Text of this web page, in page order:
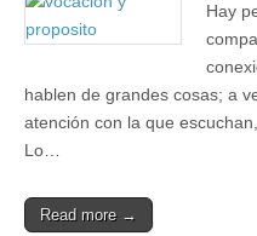
Hay
hablen de grandes cosas; a
atención con la que
Lo…
Read more →